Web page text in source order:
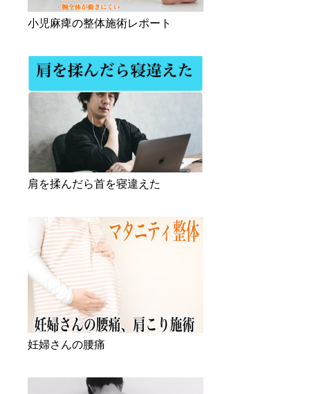
小児麻痺の整体施術レポート
肩を揉んだら首を寝違えた
妊婦さんの腰痛